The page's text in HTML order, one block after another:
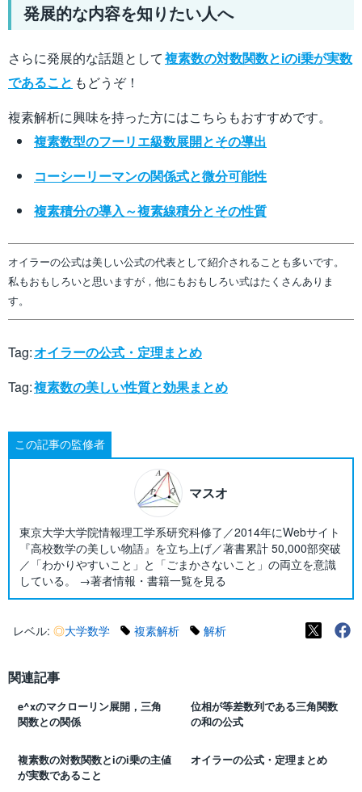
発展的な内容を知りたい人へ
さらに発展的な話題として複素数の対数関数とiのi乗が実数
であること もどうぞ！
複素解析に興味を持った方にはこちらもおすすめです。
複素数型のフーリエ級数展開とその導出
コーシーリーマンの関係式と微分可能性
複素積分の導入～複素線積分とその性質
オイラーの公式は美しい公式の代表として紹介されることも多いです。
私もおもしろいと思いますが，他にもおもしろい式はたくさんありま
す。
Tag:オイラーの公式・定理まとめ
Tag:複素数の美しい性質と効果まとめ
この記事の監修者
マスオ
東京大学大学院情報理工学系研究科修了／2014年にWebサイト
『高校数学の美しい物語』を立ち上げ／著書累計 50,000部突破
／「わかりやすいこと」と「ごまかさないこと」の両立を意識
している。 →著者情報・書籍一覧を見る
レベル: ◎大学数学 複素解析 解析
関連記事
e^xのマクローリン展開，三角
関数との関係
位相が等差数列である三角関数
の和の公式
複素数の対数関数とiのi乗の主値
が実数であること
オイラーの公式・定理まとめ